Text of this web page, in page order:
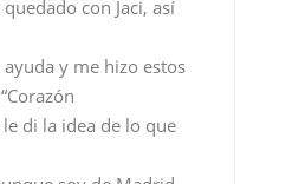
soy de Madrid
dentro
flamenco, el lugar